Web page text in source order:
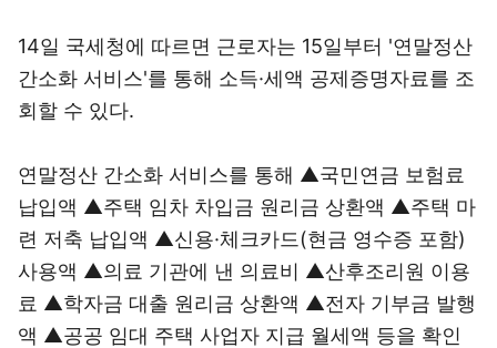
14일 국세청에 따르면 근로자는 15일부터 '연말정산
간소화 서비스'를 통해 소득·세액 공제증명자료를 조
회할 수 있다.
연말정산 간소화 서비스를 통해 ▲국민연금 보험료
납입액 ▲주택 임차 차입금 원리금 상환액 ▲주택 마
련 저축 납입액 ▲신용·체크카드(현금 영수증 포함)
사용액 ▲의료 기관에 낸 의료비 ▲산후조리원 이용
료 ▲학자금 대출 원리금 상환액 ▲전자 기부금 발행
액 ▲공공 임대 주택 사업자 지급 월세액 등을 확인